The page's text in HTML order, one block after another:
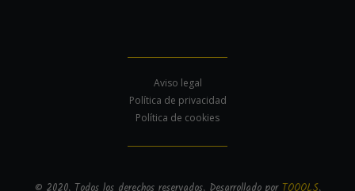
Aviso legal
Política de privacidad
Política de cookies